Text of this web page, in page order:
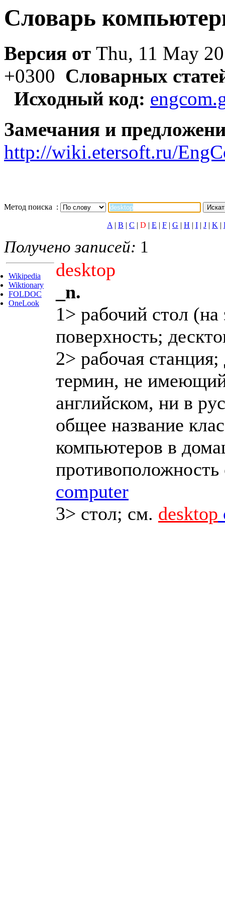
Словарь
Версия от Thu, 11 May
+0300 Словарных
Исходный код:
Замечания и
http://wiki.etersoft.ru/
Метод поиска :
A| B | C | D | E | F | G | H | I | J | K |
Получено записей: 1
Wikipedia
Wiktionary
FOLDOC
OneLook
desktop
_n.
1> рабочий стол
поверхность;
2> рабочая
термин, не имеющий
английском, ни в
общее название
компьютеров в
computer
3> стол; см. desktop